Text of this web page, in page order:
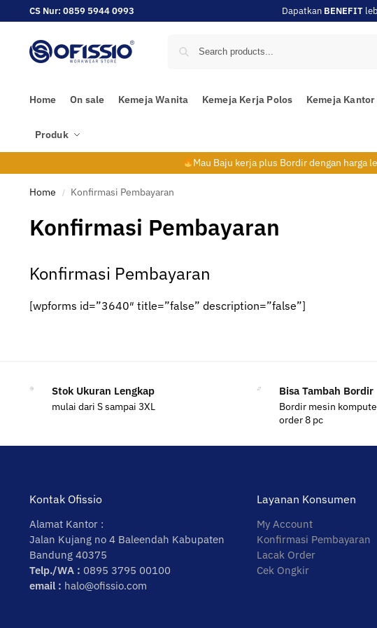
CS Nur: 0859 5944 0993 Dapatkan BENEFIT
Home On sale Kemeja Wanita Kemeja Kerja Polos Kemeja
Produk
Mau Baju kerja plus Bordir dengan harga
Home / Konfirmasi Pembayaran
Konfirmasi Pembayaran
Konfirmasi Pembayaran
[wpforms id=”3640″ title=”false” description=”false”]
Stok Ukuran Lengkap
mulai dari S sampai 3XL
Bisa Tambah Bordir
Bordir mesin
order 8 pc
Kontak Ofissio
Alamat Kantor :
Jalan Kujang no 4 Baleendah Kabupaten
Bandung 40375
Telp./WA : 0895 3795 00100
email : halo@ofissio.com
Layanan Konsumen
My Account
Konfirmasi Pembayaran
Lacak Order
Cek Ongkir